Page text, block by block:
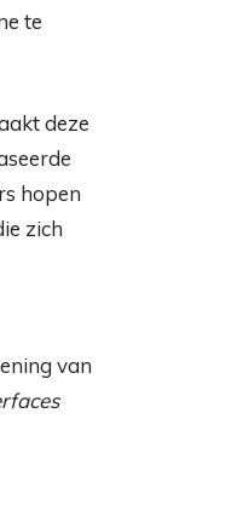
te
deze
hopen
zich
van